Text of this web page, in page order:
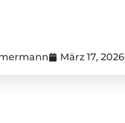
März 17, 2026